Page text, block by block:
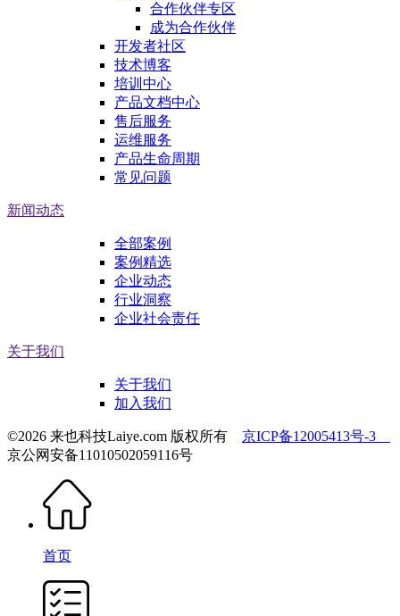
合作伙伴专区
成为合作伙伴
开发者社区
技术博客
培训中心
产品文档中心
售后服务
运维服务
产品生命周期
常见问题
新闻动态
全部案例
案例精选
企业动态
行业洞察
企业社会责任
关于我们
关于我们
加入我们
©2026 来也科技Laiye.com 版权所有 京ICP备12005413号-3
京公网安备11010502059116号
首页